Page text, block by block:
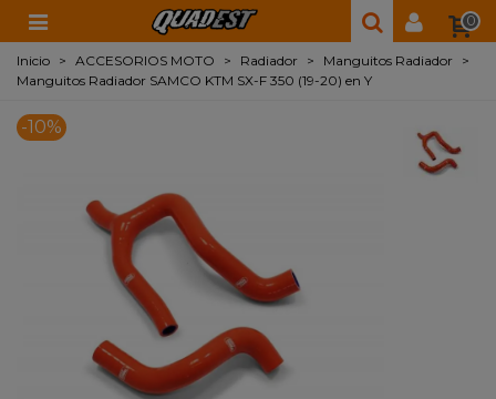
0
Inicio > ACCESORIOS MOTO > Radiador > Manguitos Radiador >
Manguitos Radiador SAMCO KTM SX-F 350 (19-20) en Y
-10%